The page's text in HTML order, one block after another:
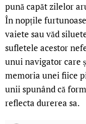
pună capăt zilelor
În nopțile
vaiete sau văd
sufletele acestor
unui navigator care
memoria unei fiice
unii spunând că
reflecta durerea sa.